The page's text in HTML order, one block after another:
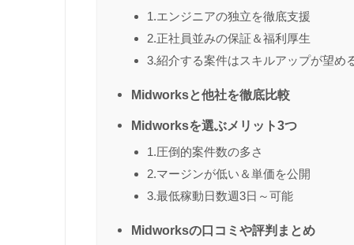
1.エンジニアの独立を徹底支援
2.正社員並みの保証＆福利厚生
3.紹介する案件はスキルアップが望め
Midworksと他社を徹底比較
Midworksを選ぶメリット3つ
1.圧倒的案件数の多さ
2.マージンが低い＆単価を公開
3.最低稼動日数週3日～可能
Midworksの口コミや評判まとめ